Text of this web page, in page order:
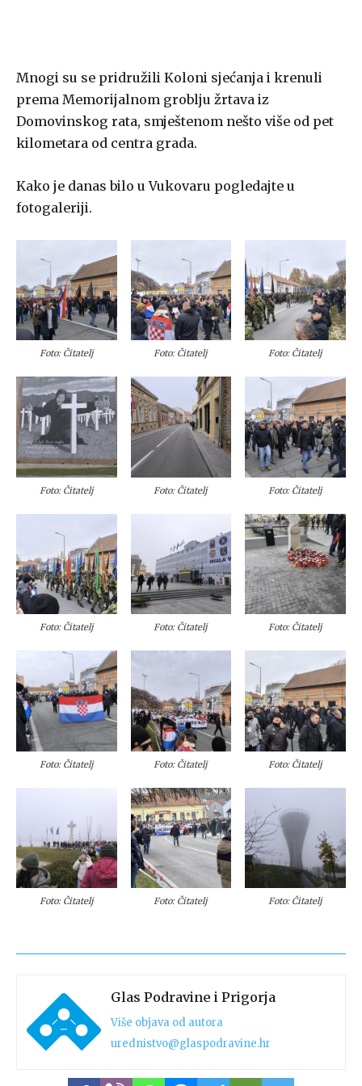
Mnogi su se pridružili Koloni sjećanja i krenuli
prema Memorijalnom groblju žrtava iz
Domovinskog rata, smještenom nešto više od pet
kilometara od centra grada.
Kako je danas bilo u Vukovaru pogledajte u
fotogaleriji.
Foto: Čitatelj Foto: Čitatelj Foto: Čitatelj
Foto: Čitatelj Foto: Čitatelj Foto: Čitatelj
Foto: Čitatelj Foto: Čitatelj Foto: Čitatelj
Foto: Čitatelj Foto: Čitatelj Foto: Čitatelj
Foto: Čitatelj Foto: Čitatelj Foto: Čitatelj
Glas Podravine i Prigorja
Više objava od autora
urednistvo@glaspodravine.hr